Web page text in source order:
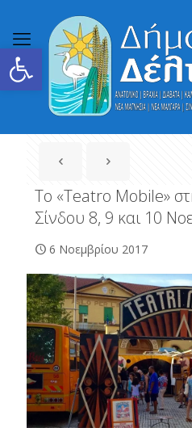
Ανοίξτε τη γραμμή εργαλείων
Το «Teatro Mobile»
Σίνδου 8, 9 και 10
6 Νοεμβρίου 2017